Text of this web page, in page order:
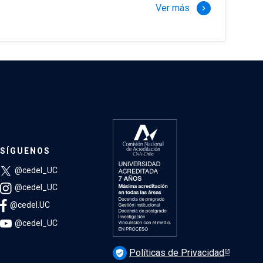
Ver más keyboard_arrow_right
SÍGUENOS
@cedel_UC
@cedel_UC
@cedel.UC
@cedel_UC
verified_user Políticas de Privacidad